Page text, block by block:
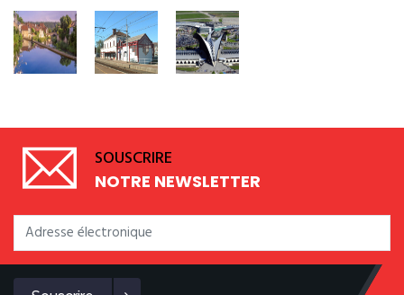
SOUSCRIRE
NOTRE NEWSLETTER